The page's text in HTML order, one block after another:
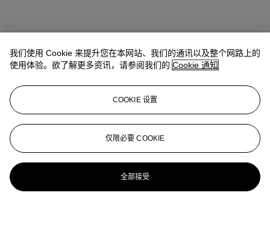
我们使用 Cookie 来提升您在本网站、我们的通讯以及整个网路上的
使用体验。欲了解更多资讯，请参阅我们的 Cookie 通知
COOKIE 设置
仅限必要 COOKIE
全部接受